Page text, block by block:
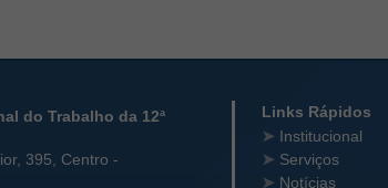
do Trabalho da 12ª
395, Centro -
Links Rápidos
Institucional
Serviços
Notícias